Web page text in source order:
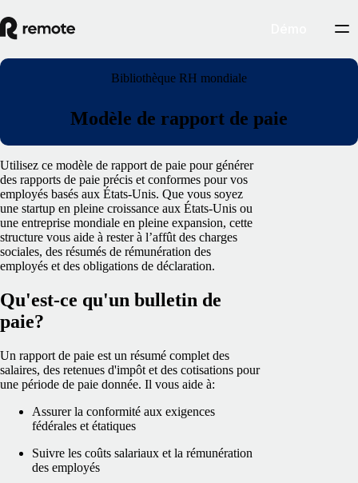
Bibliothèque RH mondiale
Modèle de rapport de paie
Utilisez ce modèle de rapport de paie pour générer
des rapports de paie précis et conformes pour vos
employés basés aux États-Unis. Que vous soyez
une startup en pleine croissance aux États-Unis ou
une entreprise mondiale en pleine expansion, cette
structure vous aide à rester à l’affût des charges
sociales, des résumés de rémunération des
employés et des obligations de déclaration.
Qu'est-ce qu'un bulletin de
paie?
Un rapport de paie est un résumé complet des
salaires, des retenues d'impôt et des cotisations pour
une période de paie donnée. Il vous aide à:
Assurer la conformité aux exigences
fédérales et étatiques
Suivre les coûts salariaux et la rémunération
des employés